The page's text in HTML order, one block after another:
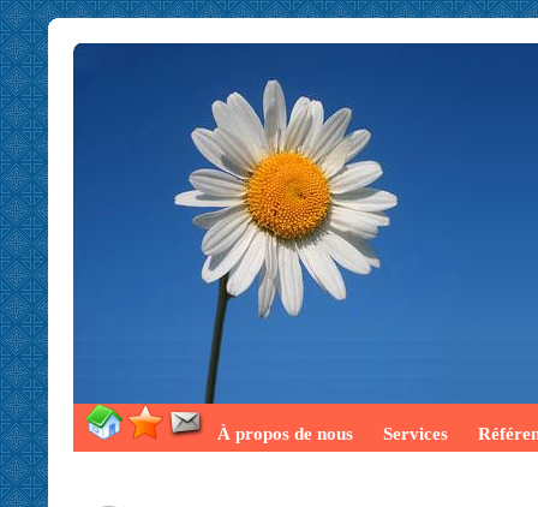
À propos de nous Services